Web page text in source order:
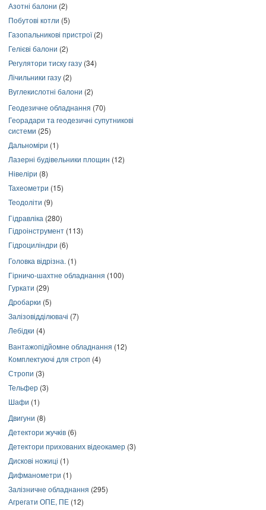
Азотні балони (2)
Побутові котли (5)
Газопальникові пристрої(2)
Гелієві балони (2)
Регулятори тиску газу (34)
Лічильники газу (2)
Вуглекислотні балони (2)
Геодезичне обладнання (70)
Георадари та геодезичні супутникові
системи (25)
Дальноміри (1)
Лазерні будівельники площин (12)
Нівеліри (8)
Тахеометри (15)
Теодоліти (9)
Гідравліка (280)
Гідроінструмент (113)
Гідроциліндри (6)
Головка відрізна. (1)
Гірничо-шахтне обладнання (100)
Гуркати (29)
Дробарки (5)
Залізовідділювачі (7)
Лебідки (4)
Вантажопідйомне обладнання (12)
Комплектуючі для строп (4)
Стропи (3)
Тельфер (3)
Шафи (1)
Двигуни (8)
Детектори жучків (6)
Детектори прихованих відеокамер (3)
Дискові ножиці (1)
Дифманометри (1)
Залізничне обладнання (295)
Агрегати ОПЕ, ПЕ (12)